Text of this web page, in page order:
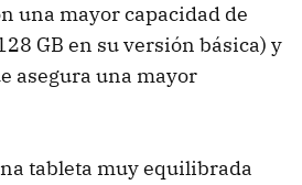
una mayor capacidad de
GB en su versión básica) y
asegura una mayor
tableta muy equilibrada